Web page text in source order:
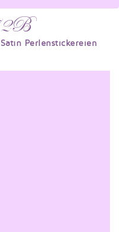
Perlenstickereien